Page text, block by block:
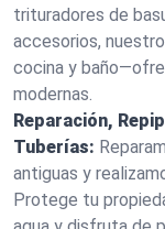
trituradores de
accesorios,
cocina y
modernas.
Reparación,
Tuberías:
antiguas y
Protege tu